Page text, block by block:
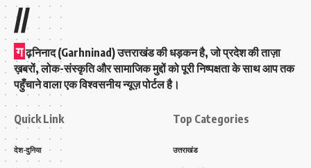
//
ग ढ़निनाद (Garhninad) उत्तराखंड की धड़कन है, जो प्रदेश की ताज़ा
ख़बरों, लोक-संस्कृति और सामाजिक मुद्दों को पूरी निष्पक्षता के साथ आप तक
पहुँचाने वाला एक विश्वसनीय न्यूज़ पोर्टल है।
Quick Link
देश-दुनिया
Top Categories
उत्तराखंड